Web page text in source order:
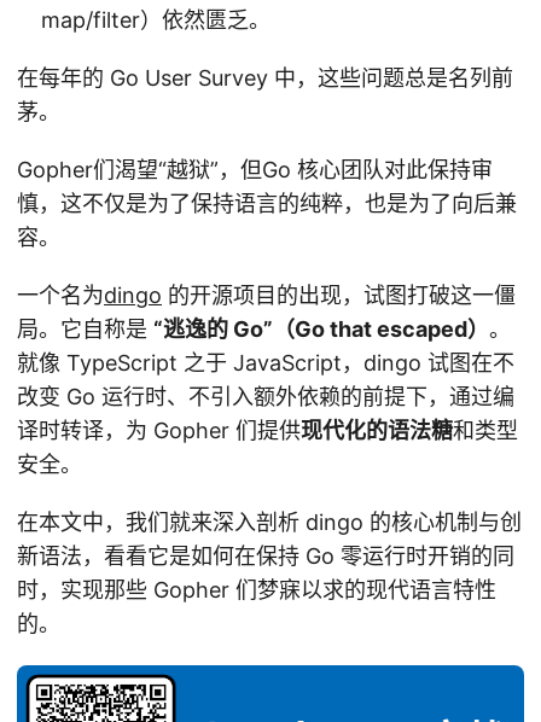
map/filter）依然匮乏。
在每年的 Go User Survey 中，这些问题总是名列前
茅。
Gopher们渴望“越狱”，但Go 核心团队对此保持审
慎，这不仅是为了保持语言的纯粹，也是为了向后兼
容。
一个名为dingo 的开源项目的出现，试图打破这一僵
局。它自称是 “逃逸的 Go”（Go that escaped） 。
就像 TypeScript 之于 JavaScript，dingo 试图在不
改变 Go 运行时、不引入额外依赖的前提下，通过编
译时转译，为 Gopher 们提供现代化的语法糖和类型
安全。
在本文中，我们就来深入剖析 dingo 的核心机制与创
新语法，看看它是如何在保持 Go 零运行时开销的同
时，实现那些 Gopher 们梦寐以求的现代语言特性
的。